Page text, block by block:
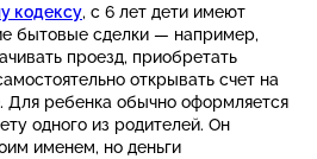
кодексу, с 6 лет дети имеют
бытовые сделки — например,
проезд, приобретать
открывать счет на
Для ребенка обычно оформляется
одного из родителей. Он
именем, но деньги